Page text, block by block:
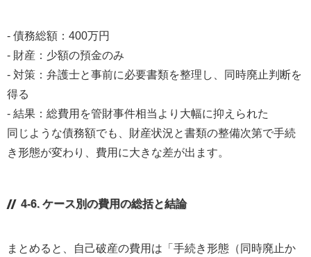
- 債務総額：400万円
- 財産：少額の預金のみ
- 対策：弁護士と事前に必要書類を整理し、同時廃止判断を
得る
- 結果：総費用を管財事件相当より大幅に抑えられた
同じような債務額でも、財産状況と書類の整備次第で手続
き形態が変わり、費用に大きな差が出ます。
4-6. ケース別の費用の総括と結論
まとめると、自己破産の費用は「手続き形態（同時廃止か